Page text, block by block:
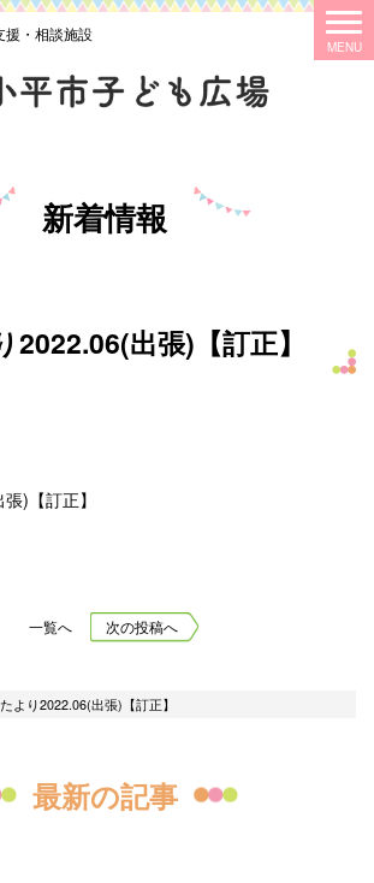
援・相談施設
新着情報
2022.06(出張)【訂正】
)【訂正】
一覧へ 次の投稿へ
より2022.06(出張)【訂正】
最新の記事